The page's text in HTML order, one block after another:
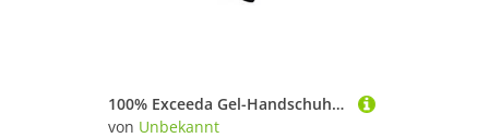
100% Exceeda Gel-Handschuhe, Unisex, kurz, Schwarz, Größe S
von Unbekannt